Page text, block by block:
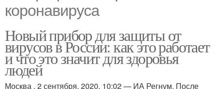
коронавируса
Новый прибор для защиты от
вирусов в России: как это работает
и что это значит для здоровья
людей
Москва , 2 сентября, 2020, 10:02 — ИА Регнум. После